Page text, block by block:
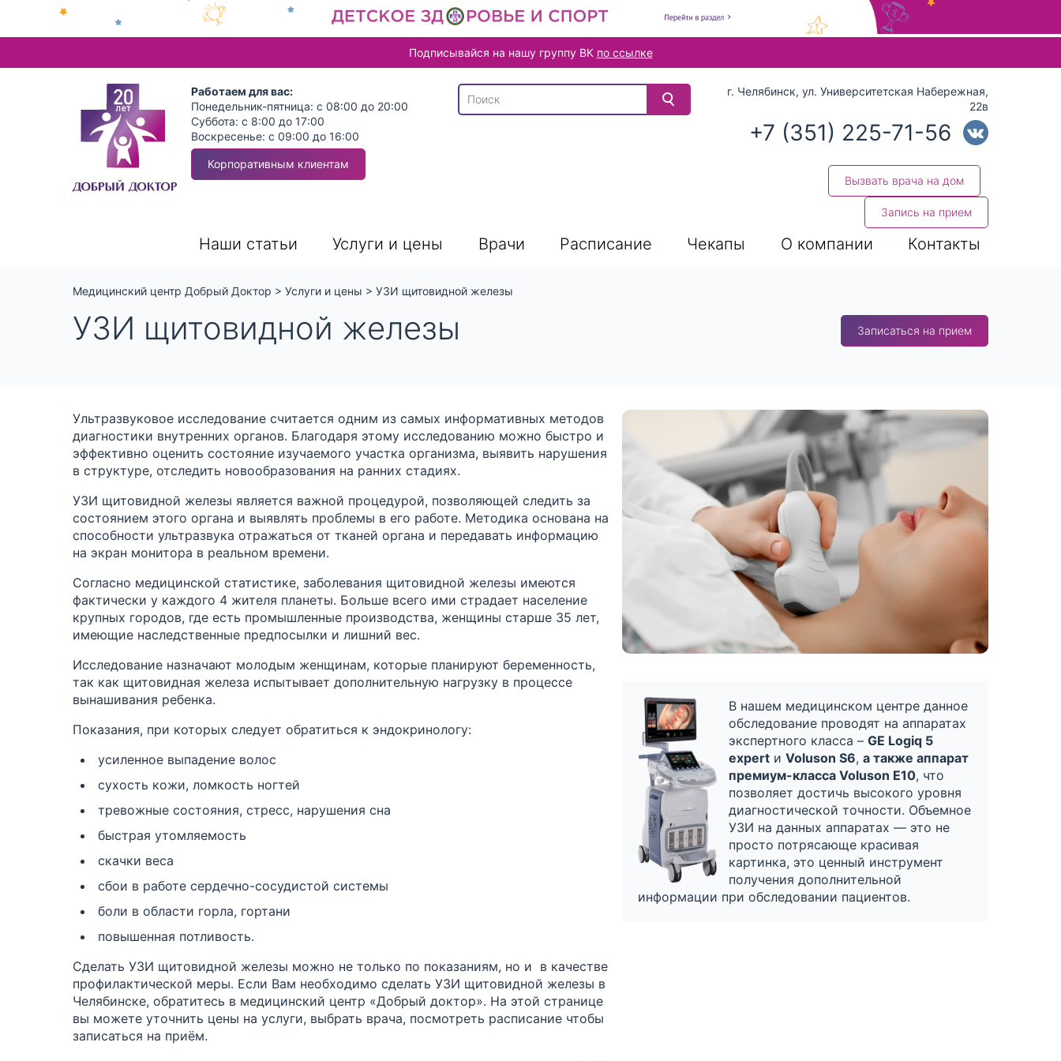
Подписывайся на нашу группу ВК по ссылке
Работаем для вас:
Понедельник-пятница: с 08:00 до 20:00
Суббота: с 8:00 до 17:00
Воскресенье: с 09:00 до 16:00
Корпоративным клиентам
В списке найденных результатов используйте стрелки вверх и вниз для выбора и Enter для перехода на
г. Челябинск, ул. Университетская Набережная,
22в
+7 (351) 225-71-56
Вызвать врача на дом
Запись на прием
Наши статьи Услуги и цены Врачи Расписание Чекапы О компании Контакты
Медицинский центр Добрый Доктор > Услуги и цены > УЗИ щитовидной железы
УЗИ щитовидной железы Записаться на прием
Ультразвуковое исследование считается одним из самых информативных методов
диагностики внутренних органов. Благодаря этому исследованию можно быстро и
эффективно оценить состояние изучаемого участка организма, выявить нарушения
в структуре, отследить новообразования на ранних стадиях.
УЗИ щитовидной железы является важной процедурой, позволяющей следить за
состоянием этого органа и выявлять проблемы в его работе. Методика основана на
способности ультразвука отражаться от тканей органа и передавать информацию
на экран монитора в реальном времени.
Согласно медицинской статистике, заболевания щитовидной железы имеются
фактически у каждого 4 жителя планеты. Больше всего ими страдает население
крупных городов, где есть промышленные производства, женщины старше 35 лет,
имеющие наследственные предпосылки и лишний вес.
Исследование назначают молодым женщинам, которые планируют беременность,
так как щитовидная железа испытывает дополнительную нагрузку в процессе
вынашивания ребенка.
Показания, при которых следует обратиться к эндокринологу:
усиленное выпадение волос
сухость кожи, ломкость ногтей
тревожные состояния, стресс, нарушения сна
быстрая утомляемость
скачки веса
сбои в работе сердечно-сосудистой системы
боли в области горла, гортани
повышенная потливость.
Сделать УЗИ щитовидной железы можно не только по показаниям, но и в качестве
профилактической меры. Если Вам необходимо сделать УЗИ щитовидной железы в
Челябинске, обратитесь в медицинский центр «Добрый доктор». На этой странице
вы можете уточнить цены на услуги, выбрать врача, посмотреть расписание чтобы
записаться на приём.
В нашем медицинском центре данное
обследование проводят на аппаратах
экспертного класса – GE Logiq 5
expert и Voluson S6, а также аппарат
премиум-класса Voluson E10, что
позволяет достичь высокого уровня
диагностической точности. Объемное
УЗИ на данных аппаратах — это не
просто потрясающе красивая
картинка, это ценный инструмент
получения дополнительной
информации при обследовании пациентов.